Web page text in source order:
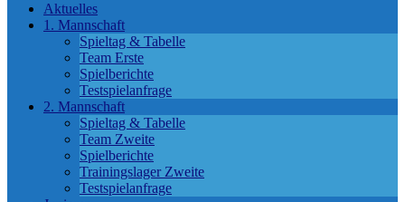
Aktuelles
1. Mannschaft
Spieltag & Tabelle
Team Erste
Spielberichte
Testspielanfrage
2. Mannschaft
Spieltag & Tabelle
Team Zweite
Spielberichte
Trainingslager Zweite
Testspielanfrage